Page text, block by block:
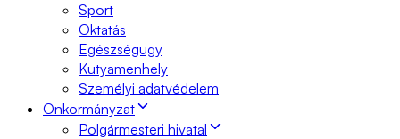
Sport
Oktatás
Egészségügy
Kutyamenhely
Személyi adatvédelem
Önkormányzat
Polgármesteri hivatal